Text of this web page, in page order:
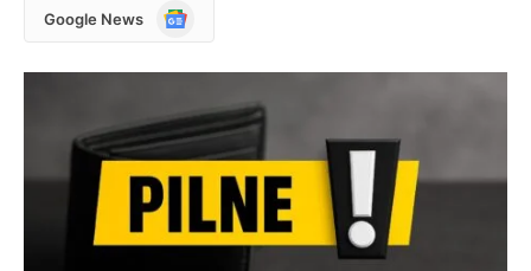
Google News
Google